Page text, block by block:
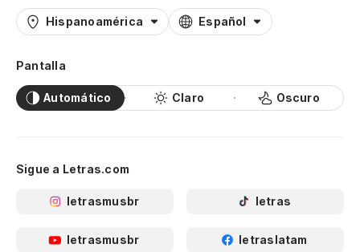
Hispanoamérica Español
Pantalla
Automático Claro Oscuro
Sigue a Letras.com
letrasmusbr letras
letrasmusbr letraslatam